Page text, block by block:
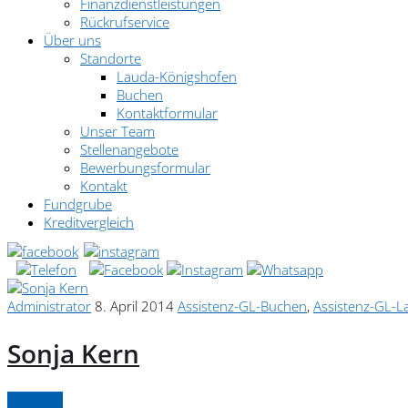
Finanzdienstleistungen
Rückrufservice
Über uns
Standorte
Lauda-Königshofen
Buchen
Kontaktformular
Unser Team
Stellenangebote
Bewerbungsformular
Kontakt
Fundgrube
Kreditvergleich
Administrator 8. April 2014 Assistenz-GL-Buchen, Assistenz-GL-
Sonja Kern